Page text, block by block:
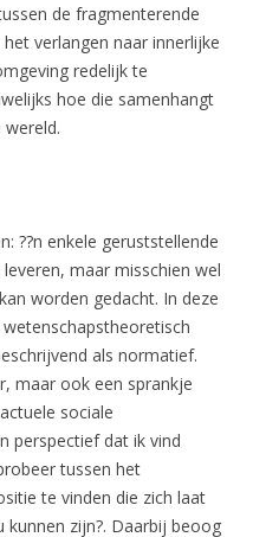
de fragmenterende
verlangen naar innerlijke
redelijk te
hoe die samenhangt
??n enkele geruststellende
maar misschien wel
worden gedacht. In deze
wetenschapstheoretisch
als normatief.
maar ook een sprankje
sociale
perspectief dat ik vind
tussen het
te vinden die zich laat
kunnen zijn?. Daarbij beoog